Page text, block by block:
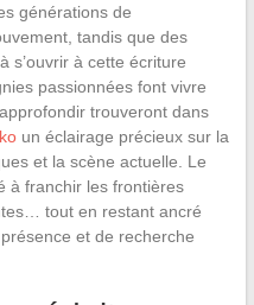
générations de
tandis que des
s’ouvrir à cette écriture
passionnées font vivre
trouveront dans
un éclairage précieux sur la
et la scène actuelle. Le
à franchir les frontières
tout en restant ancré
et de recherche